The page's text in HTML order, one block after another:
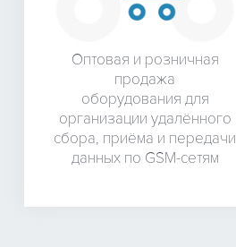
Оптовая и розничная
продажа
оборудования для
организации удалённого
сбора, приёма и передачи
данных по GSM-сетям